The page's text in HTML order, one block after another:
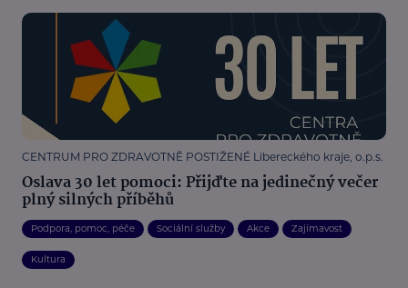
CENTRUM PRO ZDRAVOTNĚ POSTIŽENÉ Libereckého kraje, o.p.s.
Oslava 30 let pomoci: Přijďte na jedinečný večer
plný silných příběhů
Podpora, pomoc, péče Sociální služby Akce Zajímavost
Kultura